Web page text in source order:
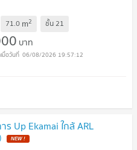
71.0 m2 ชั้น21
บาท
06/08/2026 19:57:12
Up Ekamai ใกล้ ARL
NEW !